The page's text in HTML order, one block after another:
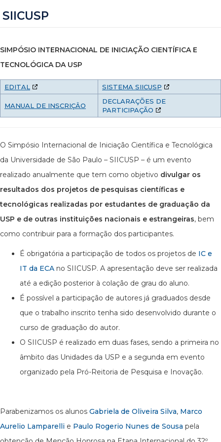
SIICUSP
SIMPÓSIO INTERNACIONAL DE INICIAÇÃO CIENTÍFICA E
TECNOLÓGICA DA USP
EDITAL SISTEMA SIICUSP
MANUAL DE INSCRIÇÂO
DECLARAÇÕES DE
PARTICIPAÇÃO
O Simpósio Internacional de Iniciação Científica e Tecnológica
da Universidade de São Paulo – SIICUSP – é um evento
realizado anualmente que tem como objetivo divulgar os
resultados dos projetos de pesquisas científicas e
tecnológicas realizadas por estudantes de graduação da
USP e de outras instituições nacionais e estrangeiras, bem
como contribuir para a formação dos participantes.
É obrigatória a participação de todos os projetos de IC e
IT da ECA no SIICUSP. A apresentação deve ser realizada
até a edição posterior à colação de grau do aluno.
É possível a participação de autores já graduados desde
que o trabalho inscrito tenha sido desenvolvido durante o
curso de graduação do autor.
O SIICUSP é realizado em duas fases, sendo a primeira no
âmbito das Unidades da USP e a segunda em evento
organizado pela Pró-Reitoria de Pesquisa e Inovação.
Parabenizamos os alunos Gabriela de Oliveira Silva, Marco
Aurelio Lamparelli e Paulo Rogerio Nunes de Sousa pela